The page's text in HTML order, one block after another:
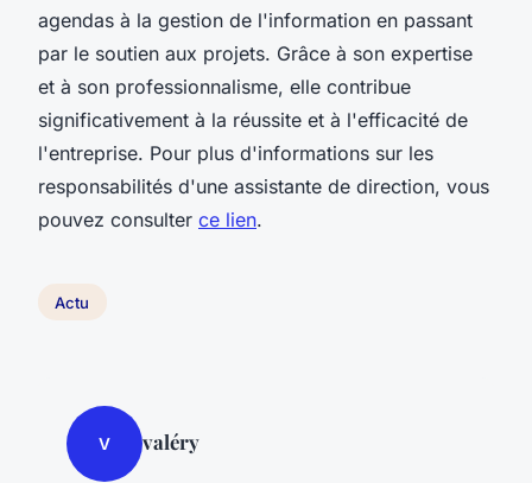
agendas à la gestion de l'information en passant
par le soutien aux projets. Grâce à son expertise
et à son professionnalisme, elle contribue
significativement à la réussite et à l'efficacité de
l'entreprise. Pour plus d'informations sur les
responsabilités d'une assistante de direction, vous
pouvez consulter ce lien.
Actu
V valéry